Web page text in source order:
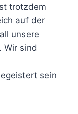
trotzdem
auf der
unsere
Wir sind
sein